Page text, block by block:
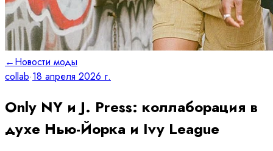
←Новости моды
collab·18 апреля 2026 г.
Only NY и J. Press: коллаборация в
духе Нью-Йорка и Ivy League